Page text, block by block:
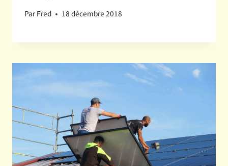
Par Fred 18 décembre 2018